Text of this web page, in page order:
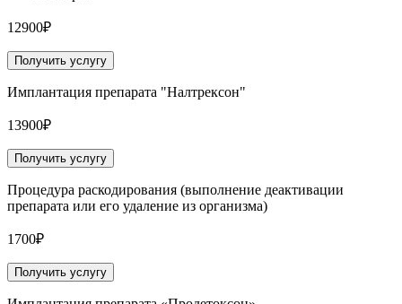
12900₽
Получить услугу
Имплантация препарата "Налтрексон"
13900₽
Получить услугу
Процедура раскодирования (выполнение деактивации
препарата или его удаление из организма)
1700₽
Получить услугу